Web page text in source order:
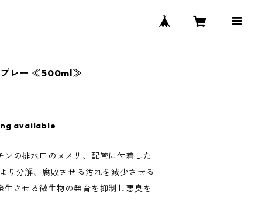
プレー ≪500ml≫
available
ンの排水口のヌメリ、配管に付着した
り分解、腐敗させる汚れを減少させる
生させる微生物の発育を抑制し悪臭を